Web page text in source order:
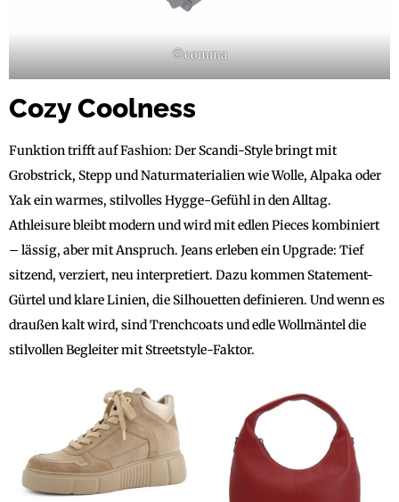
©comma
Cozy Coolness
Funktion trifft auf Fashion: Der Scandi-Style bringt mit
Grobstrick, Stepp und Naturmaterialien wie Wolle, Alpaka oder
Yak ein warmes, stilvolles Hygge-Gefühl in den Alltag.
Athleisure bleibt modern und wird mit edlen Pieces kombiniert
– lässig, aber mit Anspruch. Jeans erleben ein Upgrade: Tief
sitzend, verziert, neu interpretiert. Dazu kommen Statement-
Gürtel und klare Linien, die Silhouetten definieren. Und wenn es
draußen kalt wird, sind Trenchcoats und edle Wollmäntel die
stilvollen Begleiter mit Streetstyle-Faktor.